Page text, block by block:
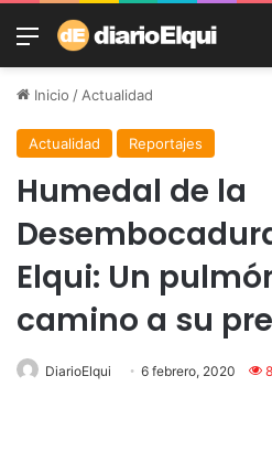
Menú
Inicio /Actualidad
Actualidad Reportajes
Humedal de la
Elqui: Un
camino a su
DiarioElqui 6 febrero, 2020